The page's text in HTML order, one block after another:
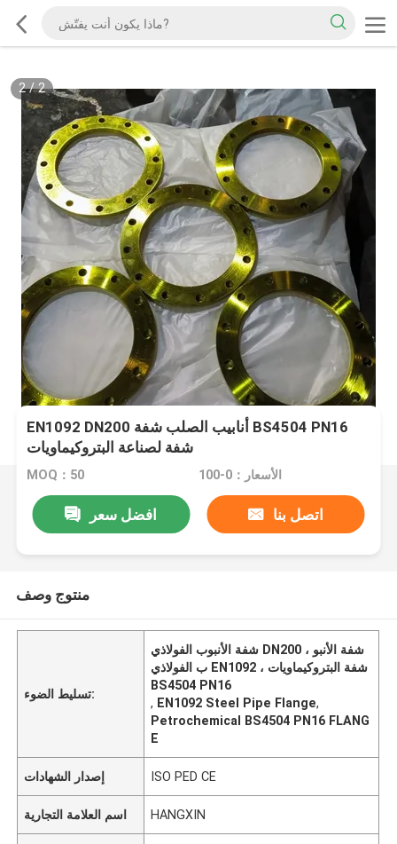
2/2
EN1092 DN200 أنابيب الصلب شفة BS4504 PN16
شفة لصناعة البتروكيماويات
MOQ：50 الأسعار：0-100
افضل سعر اتصل بنا
منتوج وصف
تسليط الضوء:
شفة الأنبوب الفولاذي DN200 ، شفة الأنبو
ب الفولاذي EN1092 ، شفة البتروكيماويات
BS4504 PN16
, EN1092 Steel Pipe Flange,
Petrochemical BS4504 PN16 FLANG
E
إصدار الشهادات ISO PED CE
اسم العلامة التجارية HANGXIN